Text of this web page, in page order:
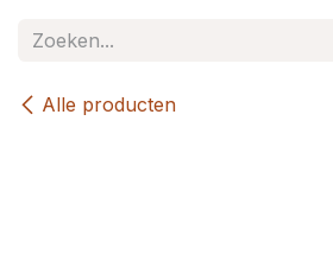
Alle producten